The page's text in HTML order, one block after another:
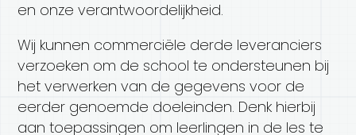
en onze verantwoordelijkheid.
Wij kunnen commerciële derde leveranciers
verzoeken om de school te ondersteunen bij
het verwerken van de gegevens voor de
eerder genoemde doeleinden. Denk hierbij
aan toepassingen om leerlingen in de les te